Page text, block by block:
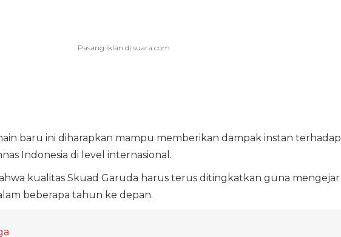
baru ini diharapkan mampu memberikan dampak instan terhadap
Indonesia di level internasional.
kualitas Skuad Garuda harus terus ditingkatkan guna mengejar
beberapa tahun ke depan.